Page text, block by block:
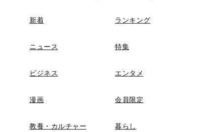
新着 ランキング
ニュース 特集
ビジネス エンタメ
漫画 会員限定
教養・カルチャー 暮らし